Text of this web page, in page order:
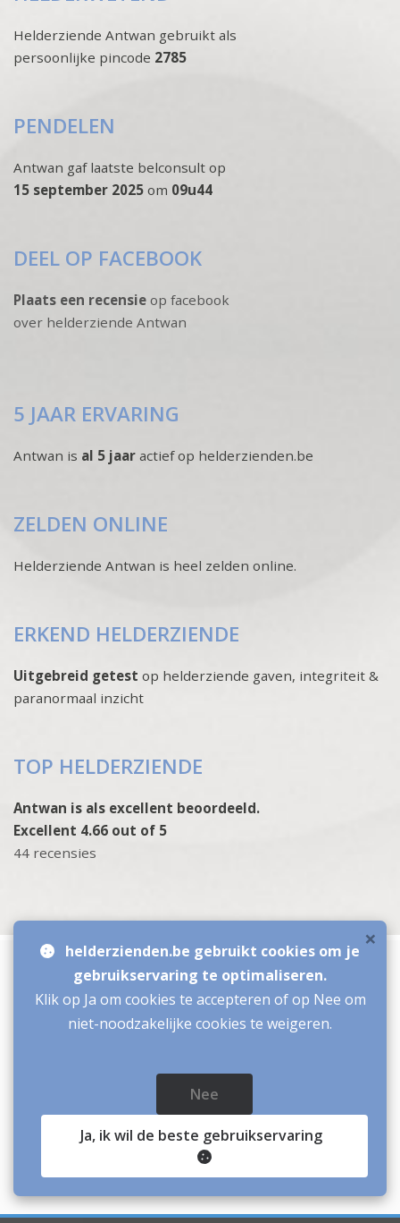
Helderziende Antwan gebruikt als
persoonlijke pincode 2785
PENDELEN
Antwan gaf laatste belconsult op
15 september 2025 om 09u44
DEEL OP FACEBOOK
Plaats een recensie op facebook
over helderziende Antwan
5 JAAR ERVARING
Antwan is al 5 jaar actief op helderzienden.be
ZELDEN ONLINE
Helderziende Antwan is heel zelden online.
ERKEND HELDERZIENDE
Uitgebreid getest op helderziende gaven, integriteit &
paranormaal inzicht
TOP HELDERZIENDE
Antwan is als excellent beoordeeld.
Excellent 4.66 out of 5
44 recensies
Reader Antwan is ruim 35 jaar bezig in de Spirituele
Op het gebied van helderwetende waarnemingen, met
verwachten over relaties, liefde, zakelijk.
Over alles wat in uw leven speelt en belangrijk is, geen
vraag is te moeilijk.
Veel liefs en licht van reader Antwan.
×
helderzienden.be gebruikt cookies om je
gebruikservaring te optimaliseren.
Klik op Ja om cookies te accepteren of op Nee om
niet-noodzakelijke cookies te weigeren.
Nee
Ja, ik wil de beste gebruikservaring